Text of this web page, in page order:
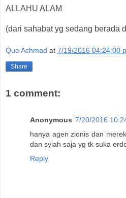
ALLAHU ALAM
(dari sahabat yg sedang berada
Que Achmad at 7/19/2016 04:24:00
Share
1 comment:
Anonymous 7/20/2016
hanya agen zionis dan
dan syiah saja yg tk suka
Reply